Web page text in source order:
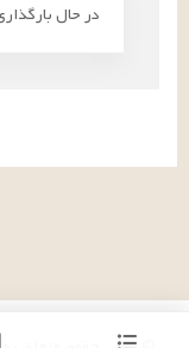
در حال